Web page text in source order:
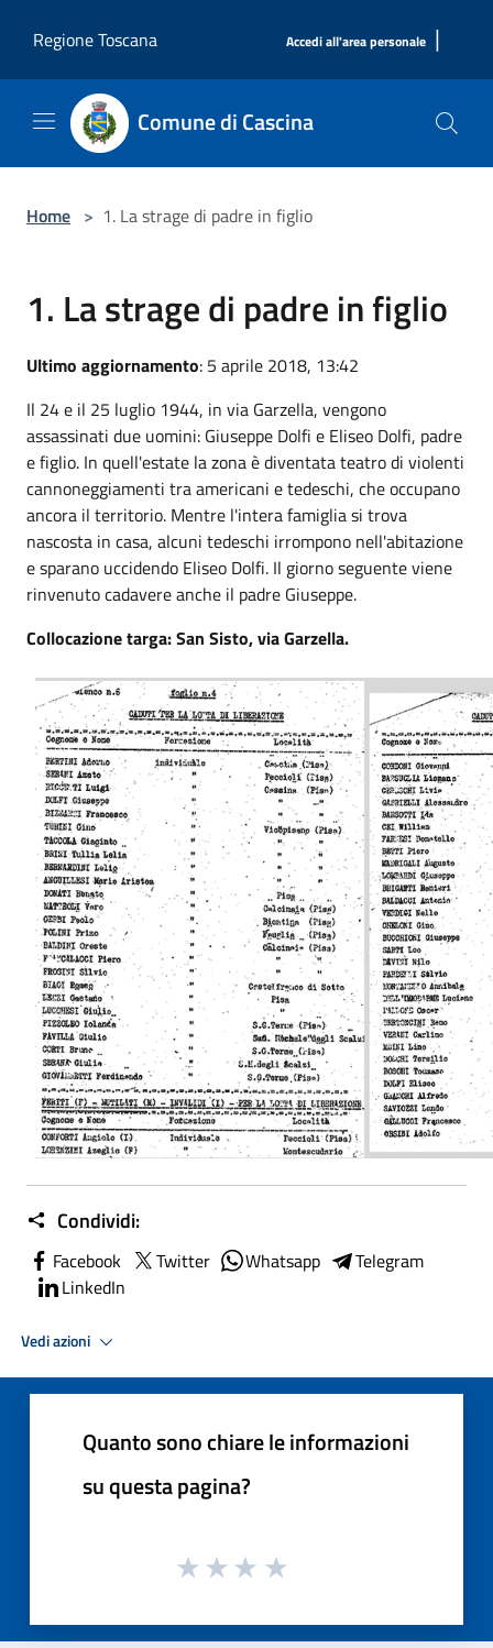
Regione Toscana
Accedi all'area personale |
Comune di Cascina
Home > 1. La strage di padre in figlio
1. La strage di padre in figlio
Ultimo aggiornamento: 5 aprile 2018, 13:42
Il 24 e il 25 luglio 1944, in via Garzella, vengono
assassinati due uomini: Giuseppe Dolfi e Eliseo Dolfi, padre
e figlio. In quell'estate la zona è diventata teatro di violenti
cannoneggiamenti tra americani e tedeschi, che occupano
ancora il territorio. Mentre l'intera famiglia si trova
nascosta in casa, alcuni tedeschi irrompono nell'abitazione
e sparano uccidendo Eliseo Dolfi. Il giorno seguente viene
rinvenuto cadavere anche il padre Giuseppe.
Collocazione targa: San Sisto, via Garzella.
Condividi:
Facebook Twitter Whatsapp
Telegram
LinkedIn
Vedi azioni
Quanto sono chiare le informazioni
su questa pagina?